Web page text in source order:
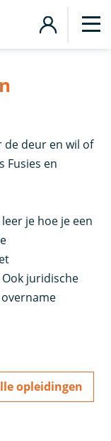
de deur en wil of
Fusies en
je hoe je een
juridische
opleidingen